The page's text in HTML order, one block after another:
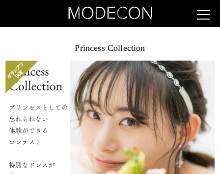
Princess Collection